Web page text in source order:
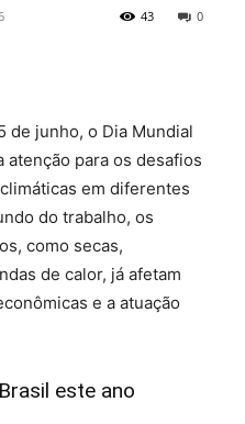
0
43
de junho, o Dia Mundial
atenção para os desafios
em diferentes
do trabalho, os
como secas,
de calor, já afetam
e a atuação
este ano